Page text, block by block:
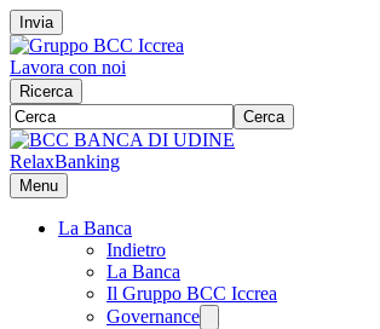
Invia
Lavora con noi
Ricerca
Cerca
RelaxBanking
Menu
La Banca
Indietro
La Banca
Il Gruppo BCC Iccrea
Governance